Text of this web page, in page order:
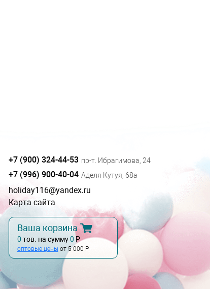
+7 (900) 324-44-53 пр-т. Ибрагимова, 24
+7 (996) 900-40-04 Аделя Кутуя, 68а
holiday116@yandex.ru
Карта сайта
Ваша корзина
0 тов. на сумму0 Р
оптовые цены от 5 000 Р